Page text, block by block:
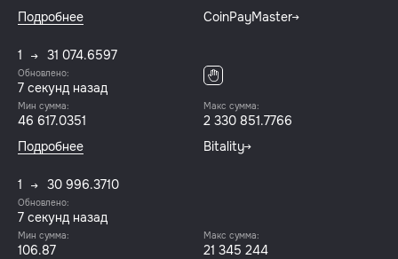
Подробнее
CoinPayMaster
1 31 074.6597
Обновлено:
7 секунд назад
Мин сумма:
46 617.0351
Макс сумма:
2 330 851.7766
Подробнее
Bitality
1 30 996.3710
Обновлено:
7 секунд назад
Мин сумма:
106.87
Макс сумма:
21 345 244